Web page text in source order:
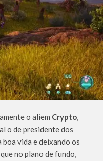
o aliem Crypto,
o de presidente dos
vida e deixando os
no plano de fundo,